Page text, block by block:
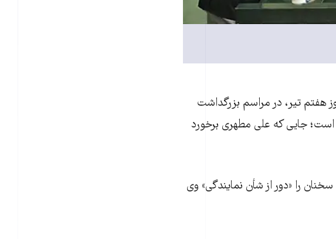
هفتم تير، در مراسم بزرگداشت
است؛ جايی که علی مطهری برخورد
را «دور از شأ‌ن نمايندگی‌» وی